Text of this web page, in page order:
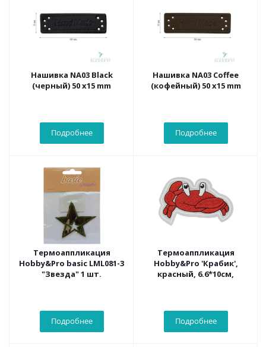
Нашивка NA03 Black
(черный) 50 х15 mm
Подробнее
Нашивка NA03 Coffee
(кофейный) 50 х15 mm
Подробнее
Термоаппликация
Hobby&Pro basic LML081-3
"Звезда" 1 шт.
Подробнее
Термоаппликация
Hobby&Pro 'Крабик',
красный, 6.6*10см,
Подробнее